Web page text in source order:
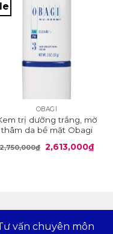
OBAGI
trị dưỡng trắng, mờ
thâm da bề mặt Obagi
2,750,000₫ Giá
gốc
2,613,000₫Giá
hiện
vấn chuyên môn